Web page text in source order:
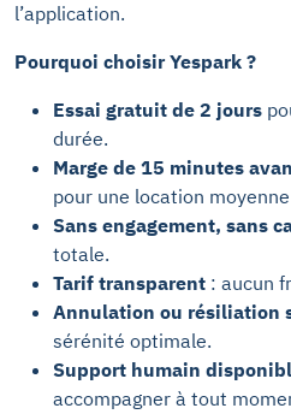
l’application.
Pourquoi choisir Yespark ?
Essai gratuit de 2 jours
durée.
Marge de 15 minutes
pour une location
Sans engagement, sans
totale.
Tarif transparent : aucun
Annulation ou résiliation
sérénité optimale.
Support humain
accompagner à tout